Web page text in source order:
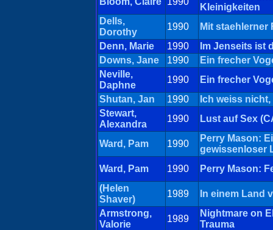
Kleinigkeiten
Dells,
Dorothy
1990
Mit staehlerner
Denn, Marie
1990
Im Jenseits ist
Downs, Jane
1990
Ein frecher
Neville,
Daphne
1990
Ein frecher
Shutan, Jan
1990
Ich weiss
Stewart,
Alexandra
1990 Lust auf Sex
Ward, Pam 1990
Perry Mason:
gewissenloser
Ward, Pam
1990
Perry Mason:
(Helen
Shaver)
1989
In einem Land
Armstrong,
Valorie
1989
Nightmare on
Trauma